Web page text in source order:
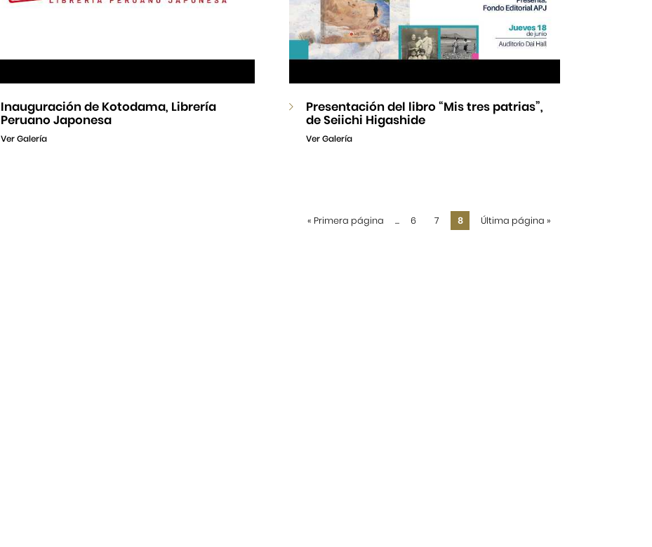
Inauguración de Kotodama, Librería
Peruano Japonesa
Ver Galería
Presentación del libro “Mis tres patrias”,
de Seiichi Higashide
Ver Galería
« Primera página ... 6 7 8 Última página »